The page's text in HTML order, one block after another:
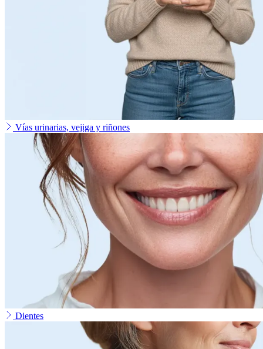
Vías urinarias, vejiga y riñones
Dientes